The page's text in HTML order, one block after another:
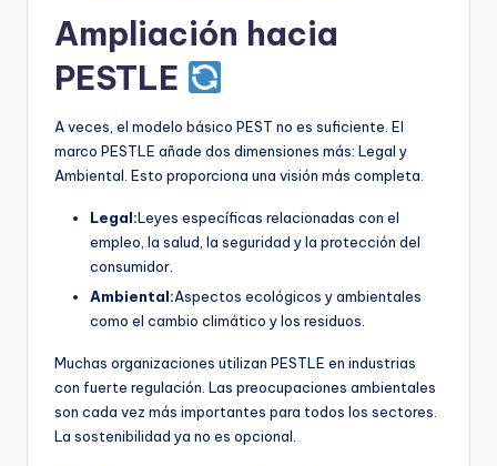
Ampliación hacia
PESTLE
A veces, el modelo básico PEST no es suficiente. El
marco PESTLE añade dos dimensiones más: Legal y
Ambiental. Esto proporciona una visión más completa.
Legal:Leyes específicas relacionadas con el
empleo, la salud, la seguridad y la protección del
consumidor.
Ambiental:Aspectos ecológicos y ambientales
como el cambio climático y los residuos.
Muchas organizaciones utilizan PESTLE en industrias
con fuerte regulación. Las preocupaciones ambientales
son cada vez más importantes para todos los sectores.
La sostenibilidad ya no es opcional.